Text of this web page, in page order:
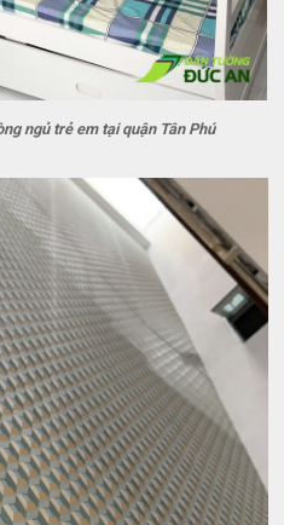
ngủ trẻ em tại quận Tân Phú